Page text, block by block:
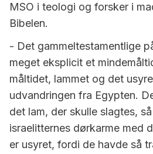
MSO i teologi og forsker i
Bibelen.
- Det gammeltestamentlige
meget eksplicit et
måltidet, lammet og det
udvandringen fra Egypten.
det lam, der skulle slagtes,
israelitternes dørkarme med
er usyret, fordi de havde så